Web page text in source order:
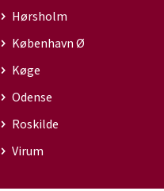
Hørsholm
København Ø
Køge
Odense
Roskilde
Virum